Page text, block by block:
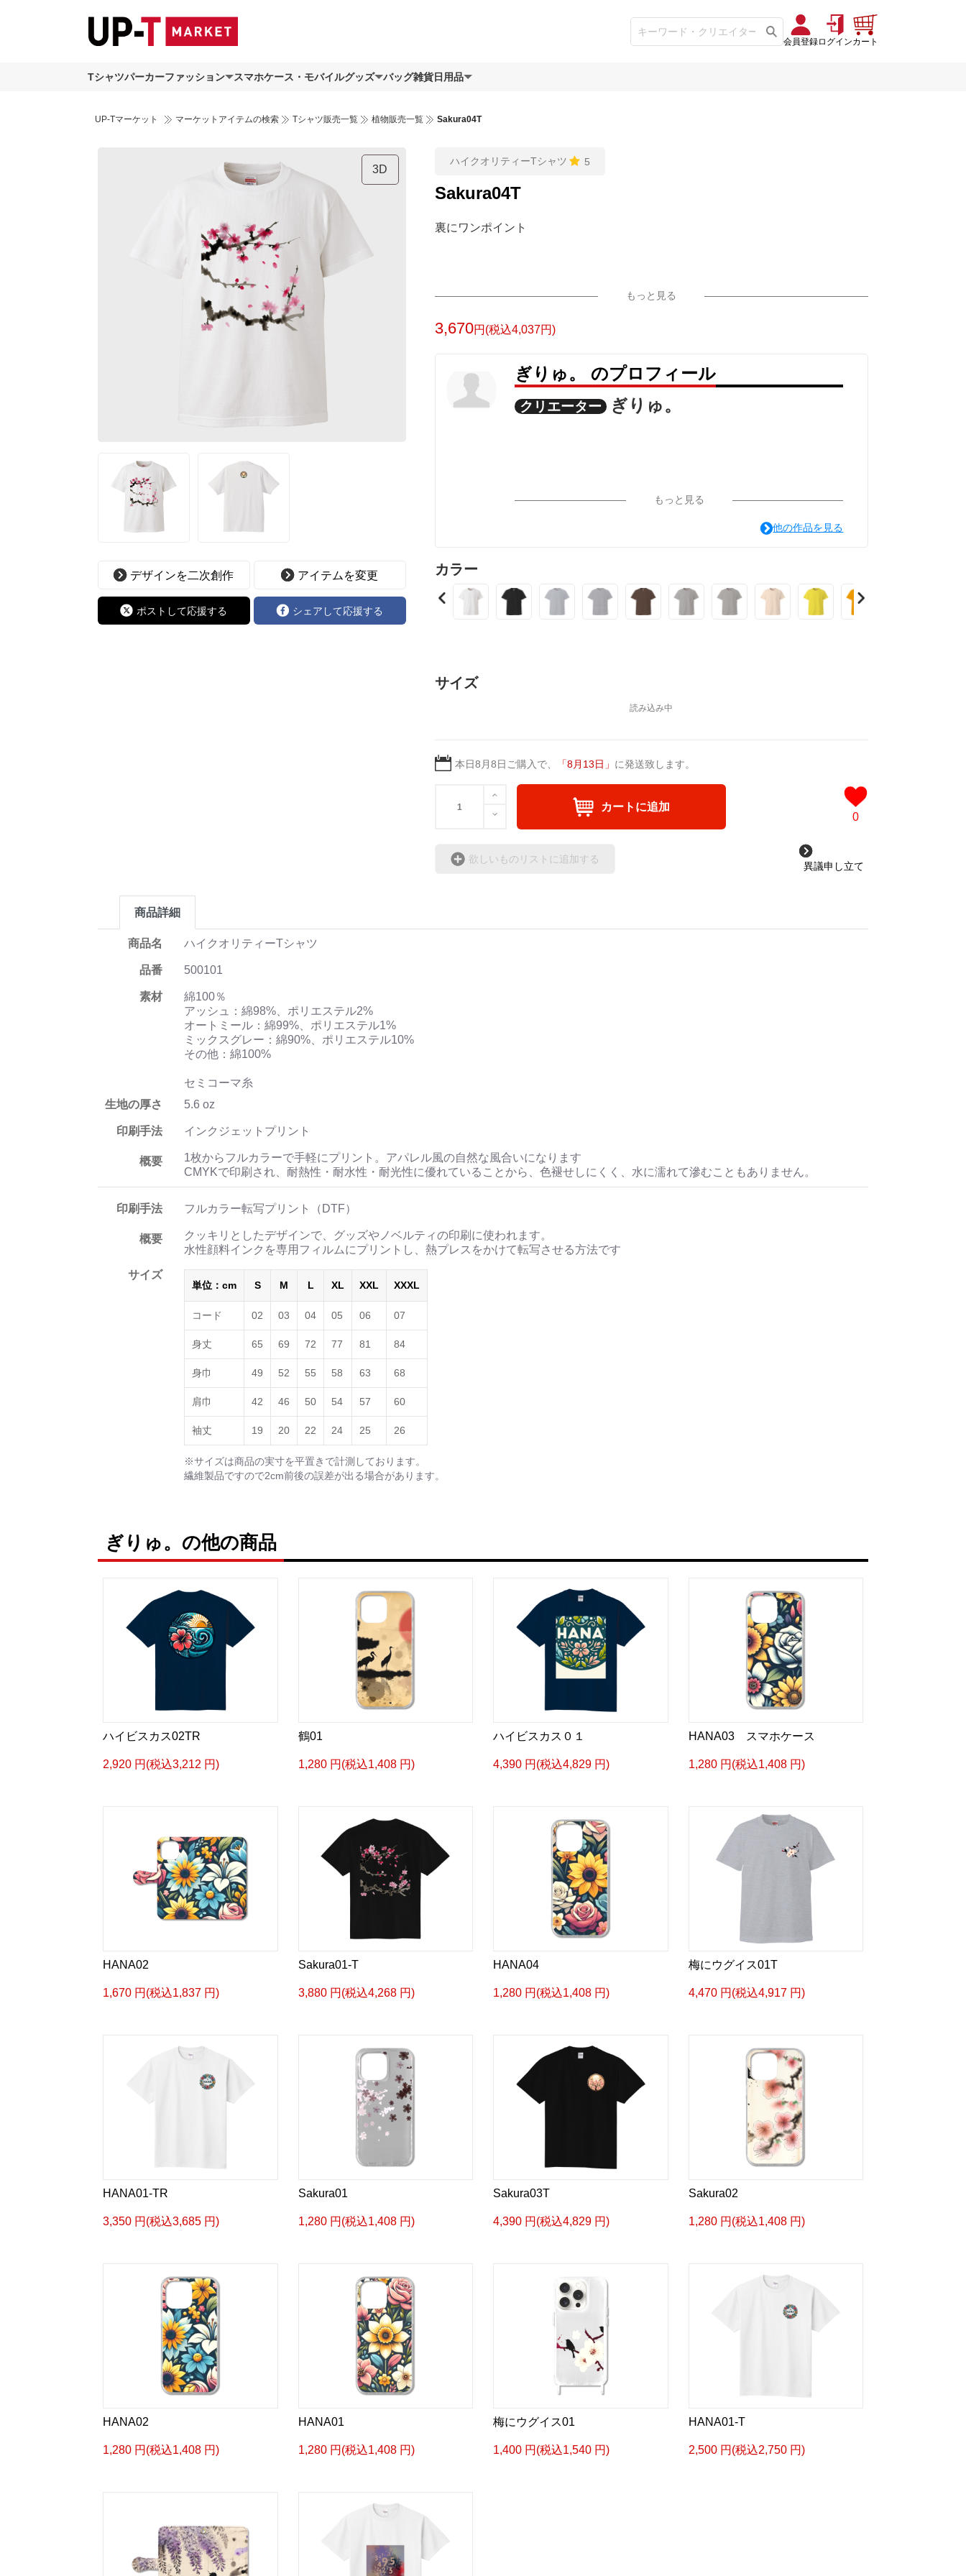
会員登録ログインカート
Tシャツパーカーファッション スマホケース・モバイルグッズ バッグ雑貨日用品
UP-Tマーケット マーケットアイテムの検索 Tシャツ販売一覧 植物販売一覧 Sakura04T
3D
デザインを二次創作 アイテムを変更
ポストして応援する シェアして応援する
ハイクオリティーTシャツ 5
Sakura04T
裏にワンポイント
もっと見る
3,670円(税込4,037円)
ぎりゅ。 のプロフィール
クリエーター ぎりゅ。
もっと見る
他の作品を見る
カラー
サイズ
本日8月8日 ご購入で、 「8月13日 」 に発送致します。
カートに追加
0
欲しいものリストに追加する
異議申し立て
商品詳細
商品名 ハイクオリティーTシャツ
品番 500101
素材
綿100％
アッシュ：綿98%、ポリエステル2%
オートミール：綿99%、ポリエステル1%
ミックスグレー：綿90%、ポリエステル10%
その他：綿100%
セミコーマ糸
生地の厚さ
5.6 oz
印刷手法 インクジェットプリント
概要
1枚からフルカラーで手軽にプリント。アパレル風の自然な風合いになります
CMYKで印刷され、耐熱性・耐水性・耐光性に優れていることから、色褪せしにくく、水に濡れて滲むこともありません。
印刷手法 フルカラー転写プリント（DTF）
概要
クッキリとしたデザインで、グッズやノベルティの印刷に使われます。
水性顔料インクを専用フィルムにプリントし、熱プレスをかけて転写させる方法です
サイズ
単位：cm S M L XL XXL XXXL
コード 02 03 04 05 06 07
身丈 65 69 72 77 81 84
身巾 49 52 55 58 63 68
肩巾 42 46 50 54 57 60
袖丈 19 20 22 24 25 26
※サイズは商品の実寸を平置きで計測しております。
繊維製品ですので2cm前後の誤差が出る場合があります。
ぎりゅ。の他の商品
ハイビスカス02TR
2,920 円(税込3,212 円)
鶴01
1,280 円(税込1,408 円)
ハイビスカス０１
4,390 円(税込4,829 円)
HANA03 スマホケース
1,280 円(税込1,408 円)
HANA02
1,670 円(税込1,837 円)
Sakura01-T
3,880 円(税込4,268 円)
HANA04
1,280 円(税込1,408 円)
梅にウグイス01T
4,470 円(税込4,917 円)
HANA01-TR
3,350 円(税込3,685 円)
Sakura01
1,280 円(税込1,408 円)
Sakura03T
4,390 円(税込4,829 円)
Sakura02
1,280 円(税込1,408 円)
HANA02
1,280 円(税込1,408 円)
HANA01
1,280 円(税込1,408 円)
梅にウグイス01
1,400 円(税込1,540 円)
HANA01-T
2,500 円(税込2,750 円)